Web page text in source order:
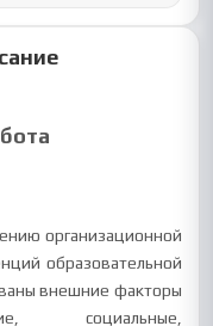
организационной
образовательной
внешние факторы
социальные,